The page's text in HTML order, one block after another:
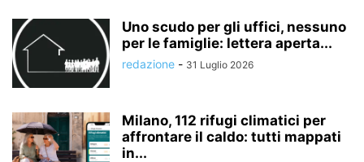
Uno scudo per gli uffici, nessuno
per le famiglie: lettera aperta...
redazione - 31 Luglio 2026
Milano, 112 rifugi climatici per
affrontare il caldo: tutti mappati
in...